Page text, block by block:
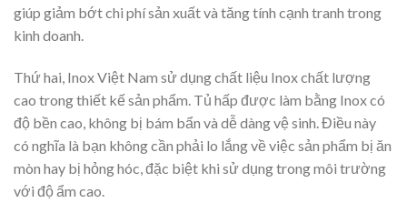
giúp giảm bớt chi phí sản xuất và tăng tính cạnh tranh trong
kinh doanh.
Thứ hai, Inox Việt Nam sử dụng chất liệu Inox chất lượng
cao trong thiết kế sản phẩm. Tủ hấp được làm bằng Inox có
độ bền cao, không bị bám bẩn và dễ dàng vệ sinh. Điều này
có nghĩa là bạn không cần phải lo lắng về việc sản phẩm bị ăn
mòn hay bị hỏng hóc, đặc biệt khi sử dụng trong môi trường
với độ ẩm cao.